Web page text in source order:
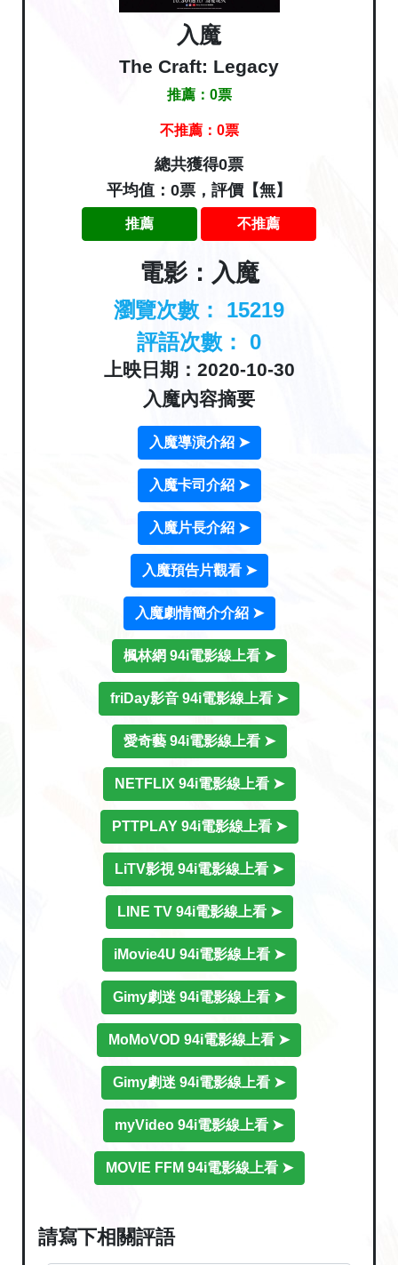
入魔
The Craft: Legacy
推薦： 0票
不推薦： 0票
總共獲得0票
平均值：0票，評價【無】
推薦 不推薦
電影：入魔
瀏覽次數： 15219
評語次數： 0
上映日期：2020-10-30
入魔內容摘要
入魔導演介紹 ➤
入魔卡司介紹 ➤
入魔片長介紹 ➤
入魔預告片觀看 ➤
入魔劇情簡介介紹 ➤
楓林網 94i電影線上看 ➤
friDay影音 94i電影線上看 ➤
愛奇藝 94i電影線上看 ➤
NETFLIX 94i電影線上看 ➤
PTTPLAY 94i電影線上看 ➤
LiTV影視 94i電影線上看 ➤
LINE TV 94i電影線上看 ➤
iMovie4U 94i電影線上看 ➤
Gimy劇迷 94i電影線上看 ➤
MoMoVOD 94i電影線上看 ➤
Gimy劇迷 94i電影線上看 ➤
myVideo 94i電影線上看 ➤
MOVIE FFM 94i電影線上看 ➤
請寫下相關評語